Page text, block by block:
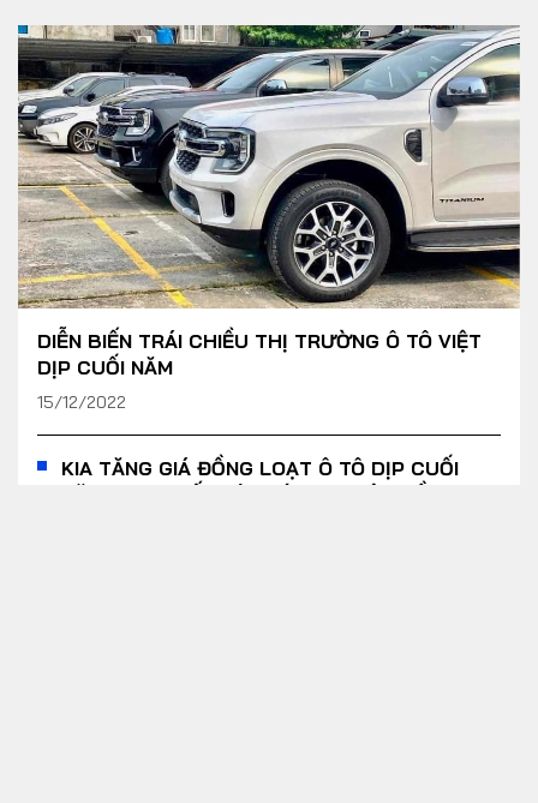
DIỄN BIẾN TRÁI CHIỀU THỊ TRƯỜNG Ô TÔ VIỆT
DỊP CUỐI NĂM
15/12/2022
KIA TĂNG GIÁ ĐỒNG LOẠT Ô TÔ DỊP CUỐI